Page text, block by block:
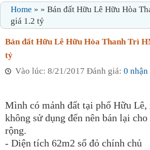
Home » » Bán đất Hữu Lê Hữu Hòa
giá 1.2 tỷ
Bán đất Hữu Lê Hữu Hòa Thanh Trì
tỷ
Vào lúc: 8/21/2017 Đánh giá: 0 nhận
Mình có mảnh đất tại phố Hữu
không sử dụng đến nên bán lại
rộng.
- Diện tích 62m2 sổ đỏ chính chủ